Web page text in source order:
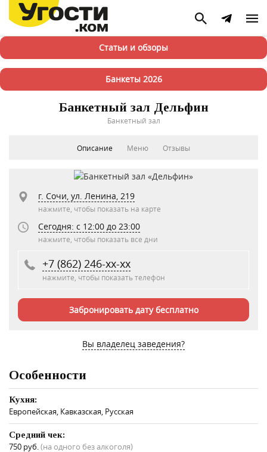
Статьи и обзоры
Банкеты 2026
Банкетный зал Дельфин
Банкетный зал
Описание Меню Отзывы
г. Сочи, ул. Ленина, 219
нажмите, чтобы показать на карте
Сегодня: c 12:00 до 23:00
нажмите, чтобы показать все дни
+7 (862) 246-xx-xx
нажмите, чтобы показать телефон
Забронировать дату бесплатно
Вы владелец заведения?
Особенности
Кухня:
Европейская, Кавказская, Русская
Средний чек:
750 руб.(на одного без алкоголя)